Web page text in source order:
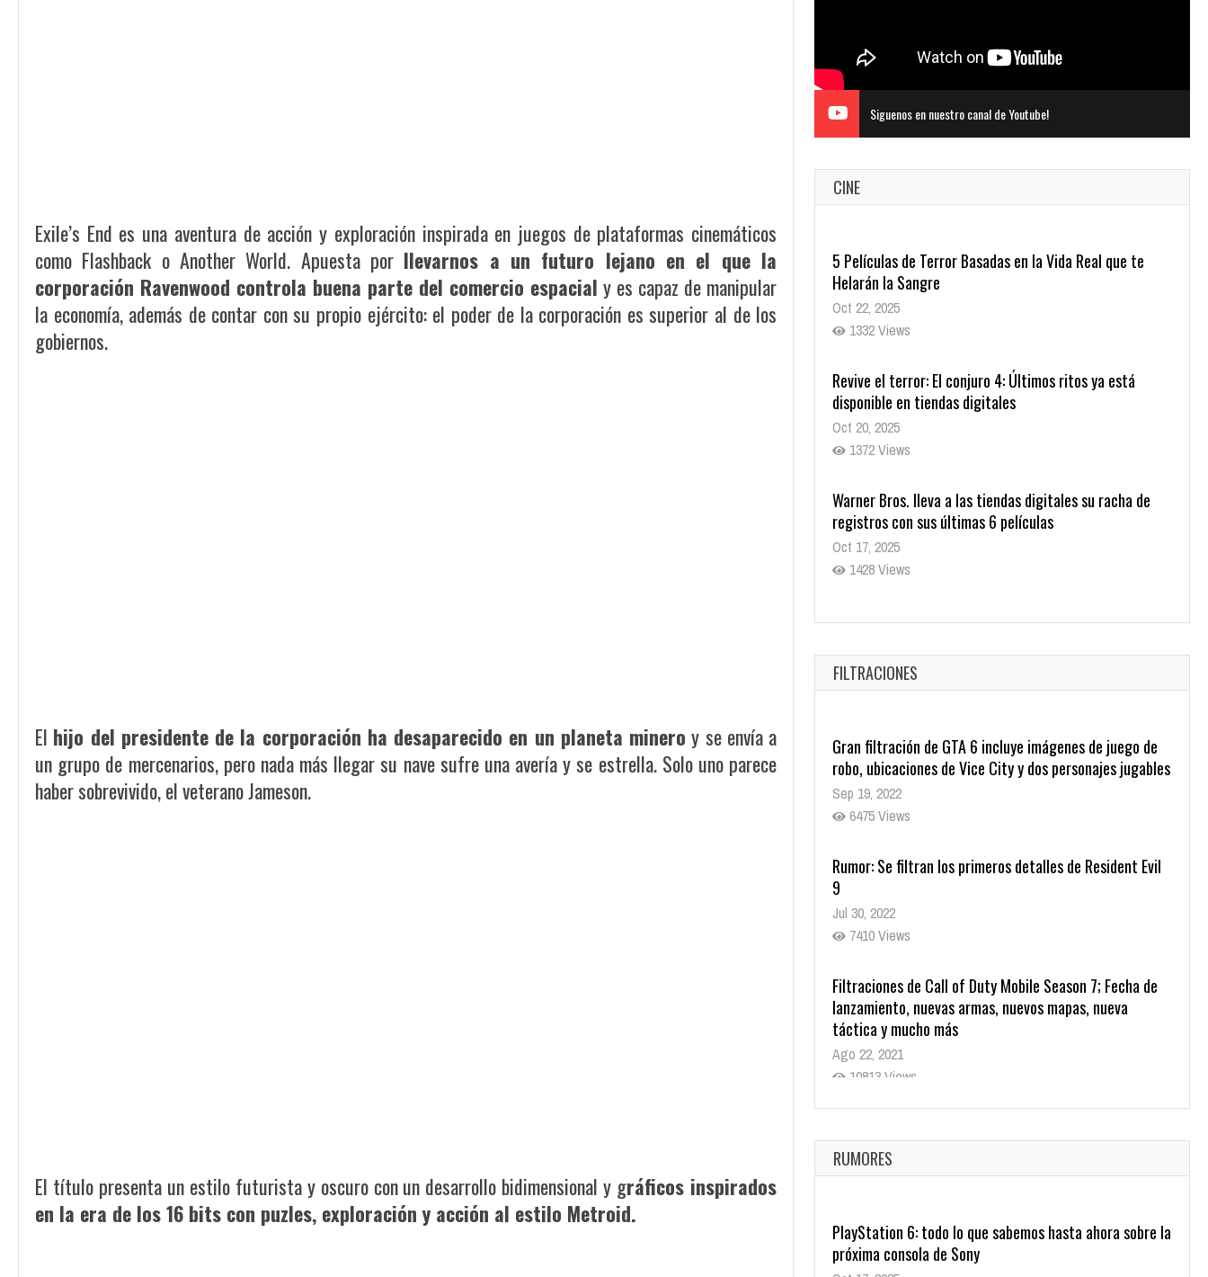
Exile’s End es una aventura de acción y exploración inspirada en juegos de plataformas cinemáticos
como Flashback oAnother World. Apuesta por llevarnos a un futuro lejano en el que la
corporación Ravenwood controla buena parte del comercio espacial y es capaz de manipular
la economía, además de contar con su propio ejército: el poder de la corporación es superior al de los
gobiernos.
El hijo del presidente de la corporación ha desaparecido en un planeta minero y se envía a
un grupo de mercenarios, pero nada más llegar su nave sufre una avería y se estrella. Solo uno parece
haber sobrevivido, el veterano Jameson.
El título presenta un estilo futurista y oscuro con un desarrollo bidimensional y gráficos inspirados
en la era de los 16 bits con puzles, exploración y acción al estilo Metroid.
Siguenos en nuestro canal de Youtube!
CINE
Revive el terror: El conjuro 4: Últimos ritos ya está
disponible en tiendas digitales
Oct 20, 2025
1372 Views
Warner Bros. lleva a las tiendas digitales su racha de
registros con sus últimas 6 películas
Oct 17, 2025
1428 Views
CRUNCHYROLL ANUNCIA FECHA DE ESTRENO EN CINES
DE JUJUTSU KAISEN: EJECUCIÓN
Oct 7, 2025
1752 Views
5 Películas de Terror Basadas en la Vida Real que te
Oct 22, 2025
1332 Views
FILTRACIONES
Gran filtración de GTA 6 incluye imágenes de juego de
robo, ubicaciones de Vice City y dos personajes jugables
Sep 19, 2022
6475 Views
Rumor: Se filtran los primeros detalles de Resident Evil
9
Jul 30, 2022
7410 Views
Filtraciones de Call of Duty Mobile Season 7; Fecha de
lanzamiento, nuevas armas, nuevos mapas, nueva
táctica y mucho más
Ago 22, 2021
10813 Views
La configuración de Call of Duty 2021 aparentemente
Ago 8, 2021
9995 Views
RUMORES
PlayStation 6: todo lo que sabemos hasta ahora sobre la
próxima consola de Sony